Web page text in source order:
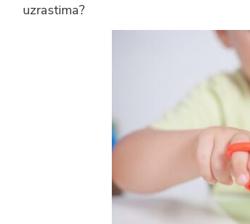
uzrastima?